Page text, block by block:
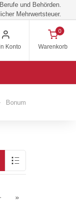
und Behörden.
Mehrwertsteuer.
Konto
0
Warenkorb
Bonum
»